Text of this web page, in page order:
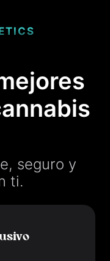
seguro y
ti.